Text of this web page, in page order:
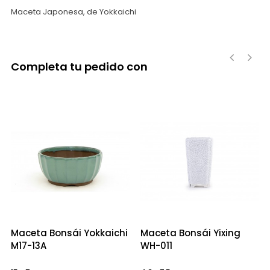
Maceta Japonesa, de Yokkaichi
Completa tu pedido con
Maceta Bonsái Yokkaichi
M17-13A
Maceta Bonsái Yixing
WH-011